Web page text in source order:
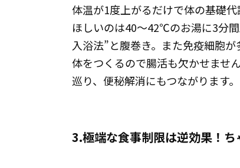
体温が1度上がるだけで体の基礎
ほしいのは40～42℃のお湯に3分
入浴法”と腹巻き。また免疫細胞
体をつくるので腸活も欠かせませ
巡り、便秘解消にもつながります。
3.極端な食事制限は逆効果！